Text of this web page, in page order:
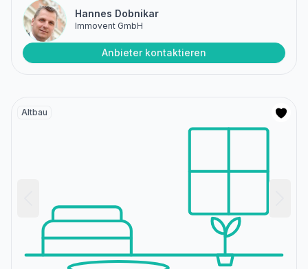
Hannes Dobnikar
Immovent GmbH
Anbieter kontaktieren
Altbau